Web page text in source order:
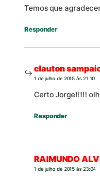
Temos que
Responder
clauton
1 de julho de 2015 às 21:10
Certo Jorge!!!!!
Responder
RAIMUNDO
1 de julho de 2015 às 23:04